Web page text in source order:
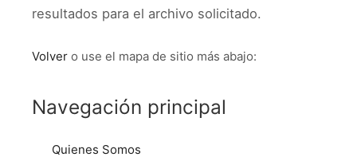
resultados para el archivo solicitado.
Volver o use el mapa de sitio más abajo:
Navegación principal
Quienes Somos